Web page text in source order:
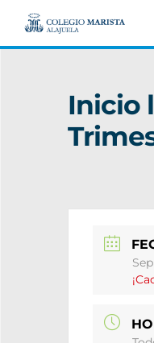
Inicio